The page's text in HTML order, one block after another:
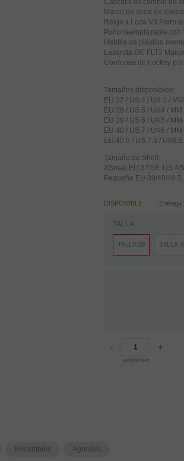
Cáscara de cambio de
Marco de alma de
Reign x Loca V3 Forro
Puño reemplazable
Hebilla de plástico
Lavanda GC FLT3
Cordones de hockey
Tamaños disponibles:
EU 37 / US 4 / UK 3 /
EU 38 / US 5 / UK4 /
EU 39 / US 6 / UK5 /
EU 40 / US 7 / UK6 /
EU 40.5 / US 7.5 /
Tamaño de Shell:
XSmall EU 37/38, US 4/
Pequeño EU 39/40/
DISPONIBLE Entrega
TALLA
TALLA 39 TALLA
-
unidades
+
Recambios Agresivo